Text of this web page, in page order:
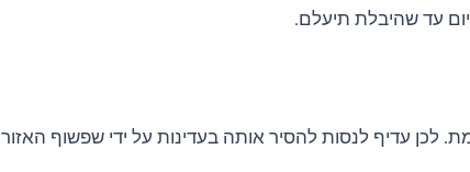
עד שהיבלת תיעלם.
לכן עדיף לנסות להסיר אותה בעדינות על ידי שפשוף האזור